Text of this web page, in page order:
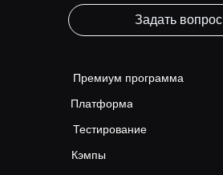
Задать вопрос
Платформа
Тестирование
Премиум программа
Кэмпы